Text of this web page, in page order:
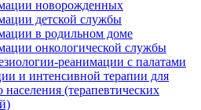
новорожденных
детской службы
в родильном доме
онкологической службы
реанимации с палатами
и интенсивной терапии для
населения (терапевтических